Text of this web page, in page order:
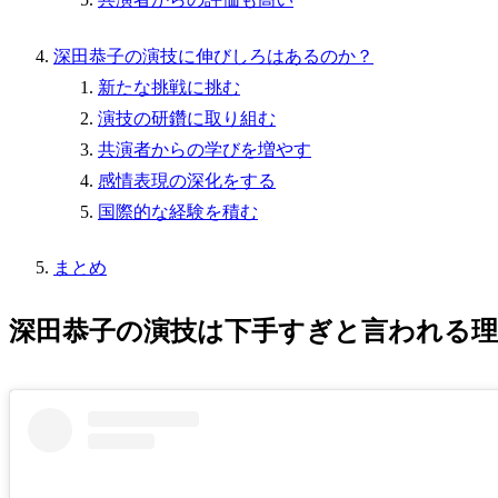
深田恭子の演技に伸びしろはあるのか？
新たな挑戦に挑む
演技の研鑽に取り組む
共演者からの学びを増やす
感情表現の深化をする
国際的な経験を積む
まとめ
深田恭子の演技は下手すぎと言われる